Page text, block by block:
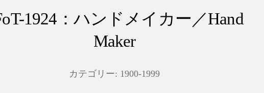
1924：ハンドメイカー／Hand
Maker
カテゴリー: 1900-1999